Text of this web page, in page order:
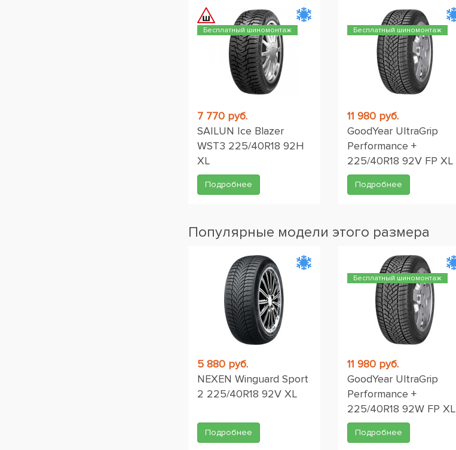
Бесплатный шиномонтаж
7 770 руб.
SAILUN Ice Blazer
WST3 225/40R18 92H
XL
Подробнее
Бесплатный шиномонтаж
11 980 руб.
GoodYear UltraGrip
Performance +
225/40R18 92V FP XL
Подробнее
Популярные модели этого размера
5 880 руб.
NEXEN Winguard Sport
2 225/40R18 92V XL
Подробнее
Бесплатный шиномонтаж
11 980 руб.
GoodYear UltraGrip
Performance +
225/40R18 92W FP XL
Подробнее